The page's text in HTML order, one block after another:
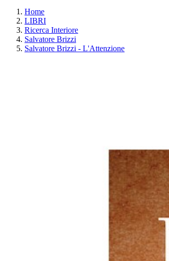
Home
LIBRI
Ricerca Interiore
Salvatore Brizzi
Salvatore Brizzi - L'Attenzione